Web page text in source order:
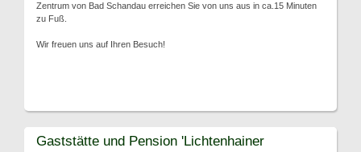
Zentrum von Bad Schandau erreichen Sie von uns aus in ca.15 Minuten
zu Fuß.
Wir freuen uns auf Ihren Besuch!
Gaststätte und Pension 'Lichtenhainer